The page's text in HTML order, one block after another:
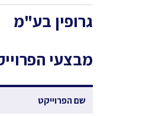
גרופין בע"מ
מבצעי
שם הפרוייקט